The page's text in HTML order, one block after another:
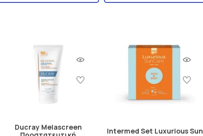
Ducray Melascreen
Intermed Set Luxurious Sun